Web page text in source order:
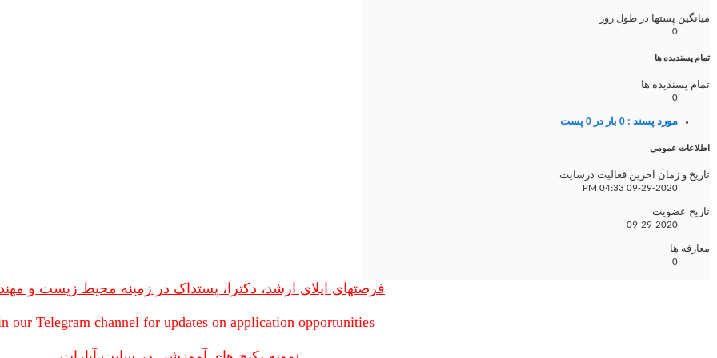
میانگین پستها در طول روز
0
تمام پسندیده ها
تمام پسندیده ها
0
مورد پسند : 0 بار در 0 پست
اطلاعات عمومی
تاریخ و زمان آخرین فعالیت درسایت
09-29-2020
04:33 PM
تاریخ عضویت
09-29-2020
معارفه ها
0
فرصتهای اپلای ارشد، دکترا، پستداک در زمینه محیط زیست و
our Telegram channel for updates on application opportunities